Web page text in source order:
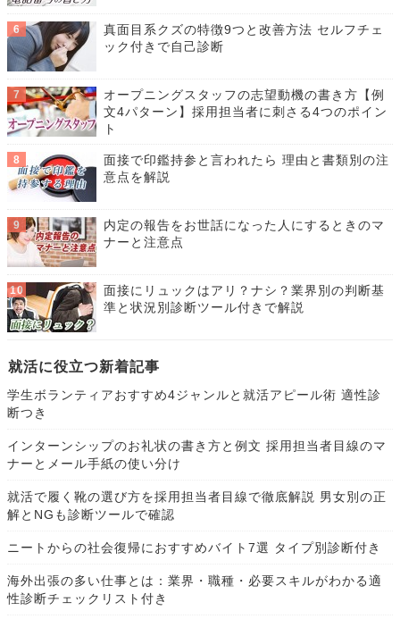
真面目系クズの特徴9つと改善方法 セルフチェ
ック付きで自己診断
オープニングスタッフの志望動機の書き方【例
文4パターン】採用担当者に刺さる4つのポイン
ト
面接で印鑑持参と言われたら 理由と書類別の注
意点を解説
内定の報告をお世話になった人にするときのマ
ナーと注意点
面接にリュックはアリ？ナシ？業界別の判断基
準と状況別診断ツール付きで解説
就活に役立つ新着記事
学生ボランティアおすすめ4ジャンルと就活アピール術 適性診
断つき
インターンシップのお礼状の書き方と例文 採用担当者目線のマ
ナーとメール手紙の使い分け
就活で履く靴の選び方を採用担当者目線で徹底解説 男女別の正
解とNGも診断ツールで確認
ニートからの社会復帰におすすめバイト7選 タイプ別診断付き
海外出張の多い仕事とは：業界・職種・必要スキルがわかる適
性診断チェックリスト付き